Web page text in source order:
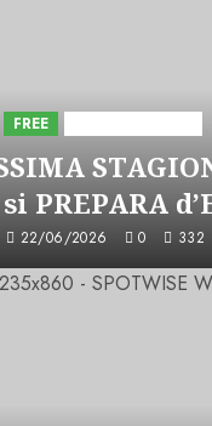
FREE
PREPARA
22/06/2026 0 332